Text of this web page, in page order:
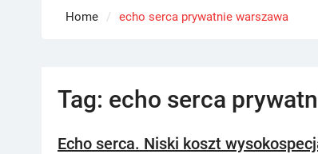
Home echo serca prywatnie warszawa
Tag: echo serca
Echo serca. Niski koszt